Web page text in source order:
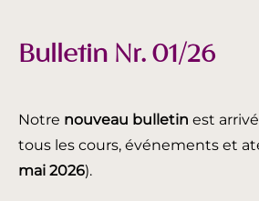
Bulletin Nr. 01/26
Notre nouveau bulletin est
tous les cours, événements et
mai 2026).